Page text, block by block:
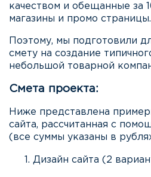
качеством и обещанные за
магазины и промо страницы.
Поэтому, мы подготовили
смету на создание
небольшой товарной
Смета проекта:
Ниже представлена
сайта, рассчитанная с
(все суммы указаны в
Дизайн сайта (2